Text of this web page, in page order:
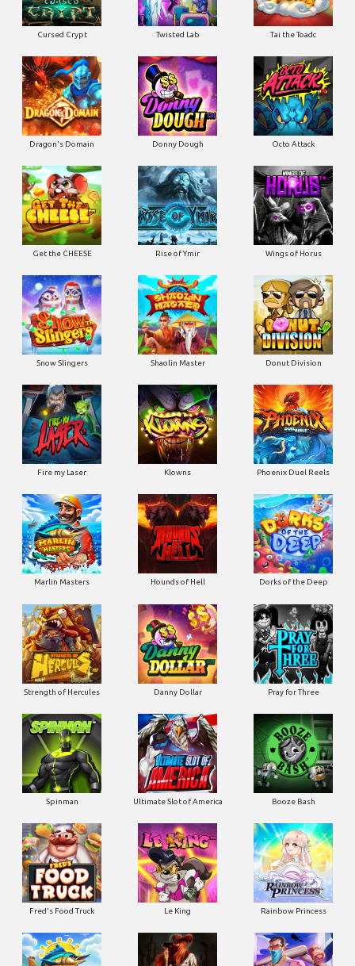
Cursed Crypt Twisted Lab Tai the Toadc
Dragon's Domain Donny Dough Octo Attack
Get the CHEESE Rise of Ymir Wings of Horus
Snow Slingers Shaolin Master Donut Division
Fire my Laser Klowns Phoenix Duel Reels
Marlin Masters Hounds of Hell Dorks of the Deep
Strength of Hercules Danny Dollar Pray for Three
Spinman Ultimate Slot of America Booze Bash
Fred's Food Truck Le King Rainbow Princess